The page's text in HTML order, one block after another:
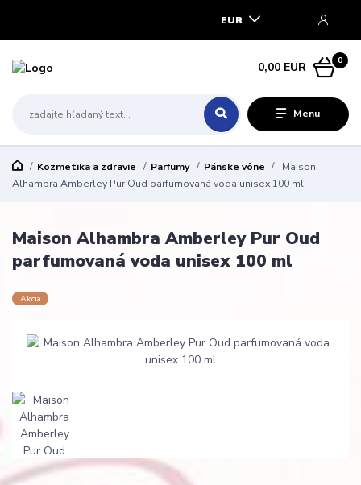
Menu
EUR
0
0,00 EUR
Kozmetika a zdravie Parfumy Pánske vône
Maison
Alhambra Amberley Pur Oud parfumovaná voda unisex 100 ml
Maison Alhambra Amberley Pur Oud
parfumovaná voda unisex 100 ml
Akcia